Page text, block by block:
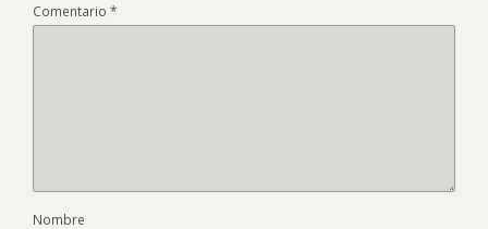
Comentario *
Nombre